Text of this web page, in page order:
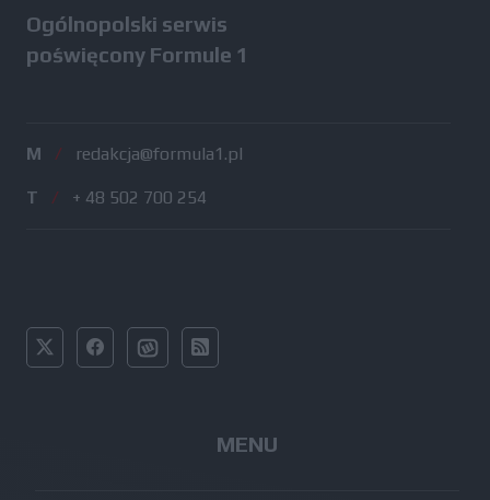
Ogólnopolski serwis
poświęcony Formule 1
M / redakcja@formula1.pl
T / + 48 502 700 254
MENU